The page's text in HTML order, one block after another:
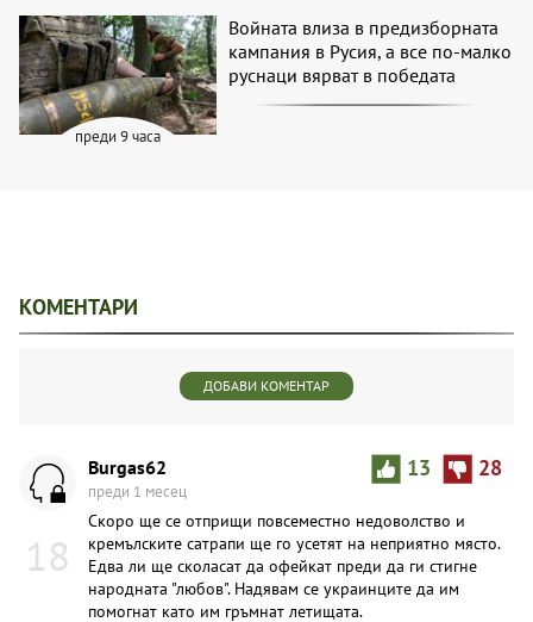
преди 9 часа
Войната влиза в предизборната
кампания в Русия, а все по-малко
руснаци вярват в победата
КОМЕНТАРИ
ДОБАВИ КОМЕНТАР
18
13 28
Burgas62
преди 1 месец
Скоро ще се отприщи повсеместно недоволство и
кремълските сатрапи ще го усетят на неприятно място.
Едва ли ще сколасат да офейкат преди да ги стигне
народната "любов". Надявам се украинците да им
помогнат като им гръмнат летищата.